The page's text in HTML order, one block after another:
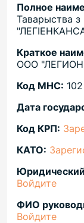
Полное
Таварыства
Краткое
ООО
Код МНС: 102
Дата
Код КРП:
КАТО:
Войдите
ФИО
Войдите